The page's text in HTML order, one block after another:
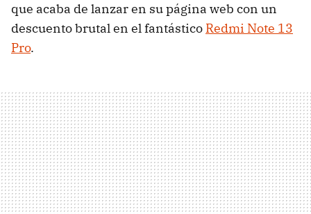
que acaba de lanzar en su página web con un
descuento brutal en el fantástico Redmi Note 13
Pro.